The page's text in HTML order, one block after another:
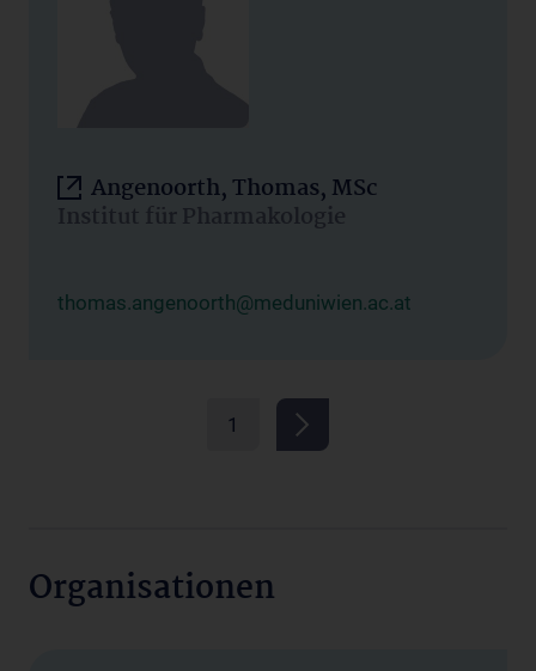
Angenoorth, Thomas, MSc
Institut für Pharmakologie
thomas.angenoorth@meduniwien.ac.at
1
Organisationen